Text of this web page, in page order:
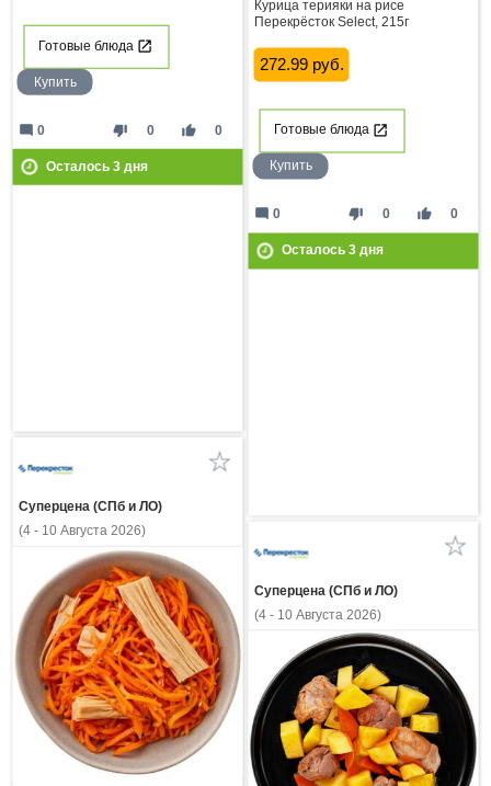
Готовые блюда
Купить
thumb_down 0 thumb_up 0
mode_comment 0
Осталось 3дня
Курица терияки на рисе
Перекрёсток Select, 215г
272.99 руб.
Готовые блюда
Купить
thumb_down 0 thumb_up 0
mode_comment 0
Осталось 3дня
Суперцена (СПб и ЛО)
(4 - 10 Августа 2026)
Суперцена (СПб и ЛО)
(4 - 10 Августа 2026)